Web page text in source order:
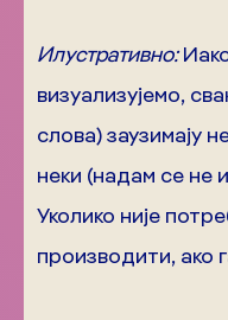
Илустративно:
визуализујемо,
слова) заузимају
неки (надам се не
Уколико није
производити, ако